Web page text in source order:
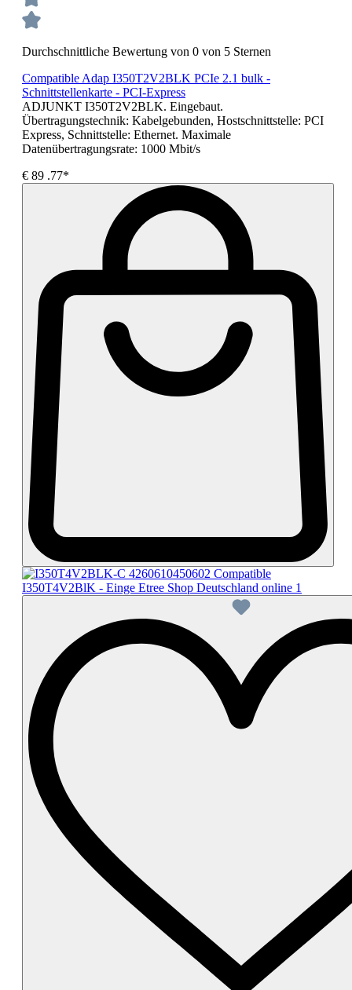
Durchschnittliche Bewertung von 0 von 5 Sternen
Compatible Adap I350T2V2BLK PCIe 2.1 bulk -
Schnittstellenkarte - PCI-Express
ADJUNKT I350T2V2BLK. Eingebaut.
Übertragungstechnik: Kabelgebunden, Hostschnittstelle: PCI
Express, Schnittstelle: Ethernet. Maximale
Datenübertragungsrate: 1000 Mbit/s
€ 89 .77*